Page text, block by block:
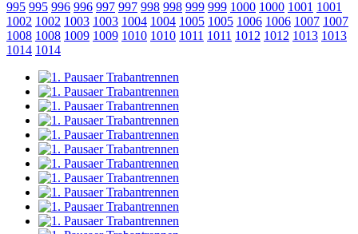
995 995 996 996 997 997 998 998 999 999 1000 1000 1001 1001
1002 1002 1003 1003 1004 1004 1005 1005 1006 1006 1007 1007
1008 1008 1009 1009 1010 1010 1011 1011 1012 1012 1013 1013
1014 1014